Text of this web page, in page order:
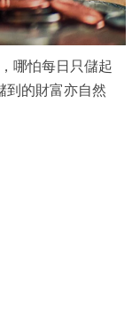
哪怕每日只儲起
到的財富亦自然